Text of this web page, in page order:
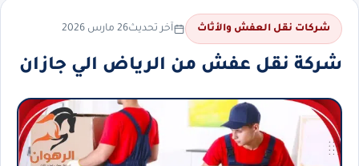
شركات نقل العفش والأثاث آخر تحديث26 مارس 2026
شركة نقل عفش من الرياض الي جازان